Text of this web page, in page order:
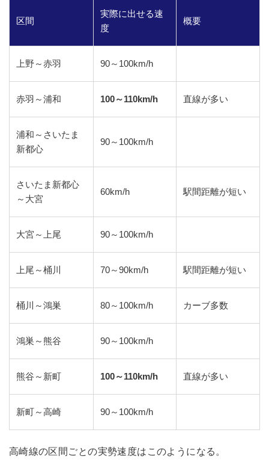
区間
実際に出せる速
度
概要
上野～赤羽 90～100km/h
赤羽～浦和 100～110km/h 直線が多い
浦和～さいたま
新都心
90～100km/h
さいたま新都心
～大宮
60km/h 駅間距離が短い
大宮～上尾 90～100km/h
上尾～桶川 70～90km/h 駅間距離が短い
桶川～鴻巣 80～100km/h カーブ多数
鴻巣～熊谷 90～100km/h
熊谷～新町 100～110km/h 直線が多い
新町～高崎 90～100km/h
高崎線の区間ごとの実勢速度はこのようになる。